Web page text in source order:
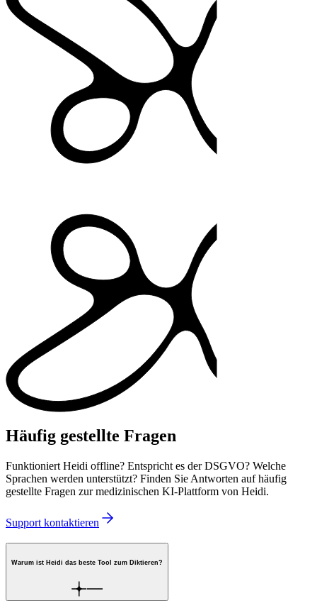
Häufig gestellte Fragen
Funktioniert Heidi offline? Entspricht es der DSGVO? Welche
Sprachen werden unterstützt? Finden Sie Antworten auf häufig
gestellte Fragen zur medizinischen KI-Plattform von Heidi.
Support kontaktieren
Warum ist Heidi das beste Tool zum Diktieren?